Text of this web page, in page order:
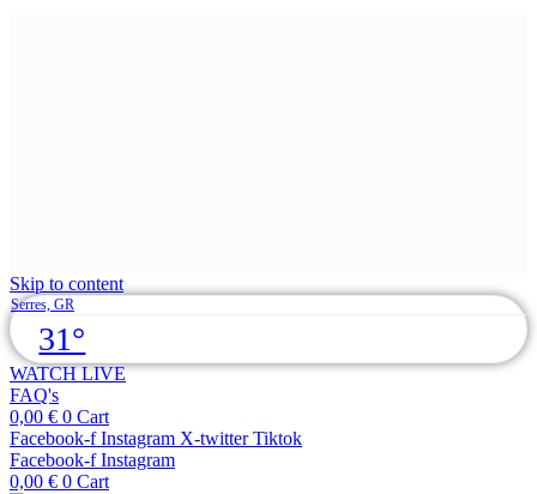
Skip to content
Serres, GR
31°
WATCH LIVE
FAQ's
0,00 € 0 Cart
Facebook-f Instagram X-twitter Tiktok
Facebook-f Instagram
0,00 € 0 Cart